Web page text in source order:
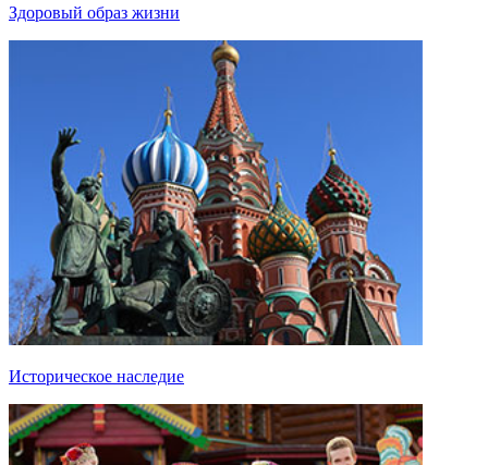
Здоровый образ жизни
Историческое наследие